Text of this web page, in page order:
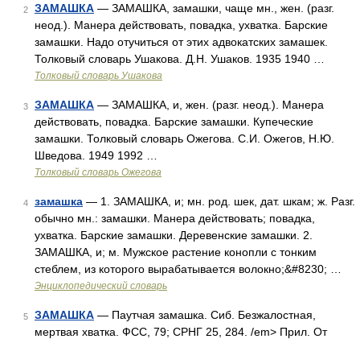
2 ЗАМАШКА — ЗАМАШКА, замашки, чаще мн., жен. (разг.
неод.). Манера действовать, повадка, ухватка. Барские
замашки. Надо отучиться от этих адвокатских замашек.
Толковый словарь Ушакова. Д.Н. Ушаков. 1935 1940 …
Толковый словарь Ушакова
3 ЗАМАШКА — ЗАМАШКА, и, жен. (разг. неод.). Манера
действовать, повадка. Барские замашки. Купеческие
замашки. Толковый словарь Ожегова. С.И. Ожегов, Н.Ю.
Шведова. 1949 1992 …
Толковый словарь Ожегова
4 замашка — 1. ЗАМАШКА, и; мн. род. шек, дат. шкам; ж. Разг.
обычно мн.: замашки. Манера действовать; повадка,
ухватка. Барские замашки. Деревенские замашки. 2.
ЗАМАШКА, и; м. Мужское растение конопли с тонким
стеблем, из которого вырабатывается волокно;&#8230; …
Энциклопедический словарь
5 ЗАМАШКА — Паутчая замашка. Сиб. Безжалостная,
мертвая хватка. ФСС, 79; СРНГ 25, 284. /em> Прил. От